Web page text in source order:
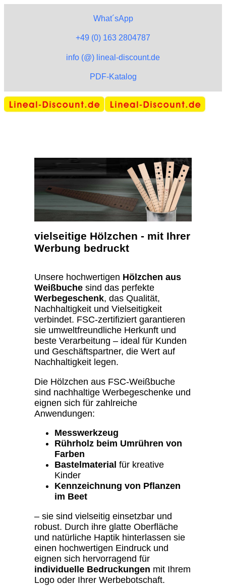
What´sApp
+49 (0) 163 2804787
info (@) lineal-discount.de
PDF-Katalog
vielseitige Hölzchen - mit Ihrer
Werbung bedruckt
Unsere hochwertigen Hölzchen aus
Weißbuche sind das perfekte
Werbegeschenk, das Qualität,
Nachhaltigkeit und Vielseitigkeit
verbindet. FSC-zertifiziert garantieren
sie umweltfreundliche Herkunft und
beste Verarbeitung – ideal für Kunden
und Geschäftspartner, die Wert auf
Nachhaltigkeit legen.
Die Hölzchen aus FSC-Weißbuche
sind nachhaltige Werbegeschenke und
eignen sich für zahlreiche
Anwendungen:
Messwerkzeug
Rührholz beim Umrühren von
Farben
Bastelmaterial für kreative
Kinder
Kennzeichnung von Pflanzen
im Beet
– sie sind vielseitig einsetzbar und
robust. Durch ihre glatte Oberfläche
und natürliche Haptik hinterlassen sie
einen hochwertigen Eindruck und
eignen sich hervorragend für
individuelle Bedruckungen mit Ihrem
Logo oder Ihrer Werbebotschaft.